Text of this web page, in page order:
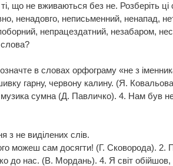
що не вживаються без не. Розберіть
ненадовго, неписьменний, ненапад,
непрацездатний, незабаром,
в словах орфограму «не з
гарну, червону калину. (Я.
музика сумна (Д. Павличко). 4. Нам був
з не виділених слів.
можеш сам досягти! (Г. Сковорода). 2.
до нас. (В. Мордань). 4. Я світ обійшов,